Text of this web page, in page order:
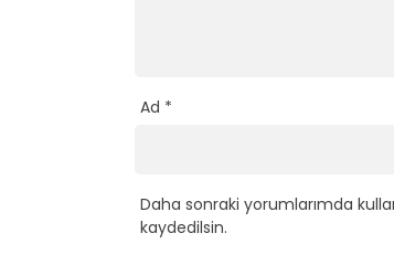
Ad *
Daha sonraki yorumlarımda
kaydedilsin.